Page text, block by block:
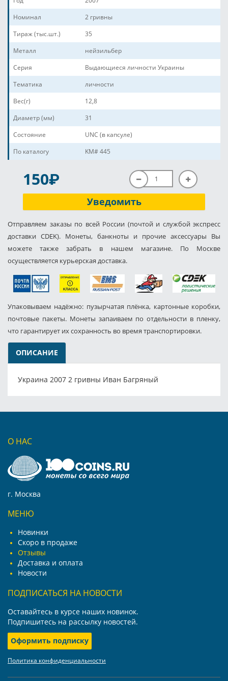
Номинал
2 гривны
Тираж (тыс.шт.)
35
Металл
нейзильбер
Серия
Выдающиеся личности Украины
Тематика
личности
Вес(г)
12,8
Диаметр (мм)
31
Состояние
UNC (в капсуле)
По каталогу
KM# 445
150P
Уведомить
Отправляем заказы по всей России (почтой и службой экспресс
доставки CDEK). Монеты, банкноты и прочие аксессуары Вы
можете также забрать в нашем магазине. По Москве
осуществляется курьерская доставка.
Упаковываем надёжно: пузырчатая плёнка, картонные коробки,
почтовые пакеты. Монеты запаиваем по отдельности в пленку,
что гарантирует их сохранность во время транспортировки.
ОПИСАНИЕ
Украина 2007 2 гривны Иван Багряный
О НАС
г. Москва
МЕНЮ
Новинки
Скоро в продаже
Отзывы
Доставка и оплата
Новости
ПОДПИСАТЬСЯ НА НОВОСТИ
Оставайтесь в курсе наших новинок.
Подпишитесь на рассылку новостей.
Оформить подписку
Политика конфиденциальности